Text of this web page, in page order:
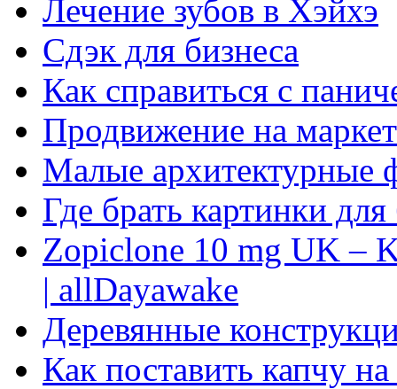
Лечение зубов в Хэйхэ
Сдэк для бизнеса
Как справиться с
Продвижение на
Малые архитектурные
Где брать картинки
Zopiclone 10 mg UK –
| allDayawake
Деревянные
Как поставить капчу